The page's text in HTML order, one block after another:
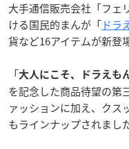
大手通信販売会社「フェ
ける国民的まんが「ドラ
貨など16アイテムが新登
「大人にこそ、ドラえも
を記念した商品待望の第
ァッションに加え、クス
もラインナップされまし